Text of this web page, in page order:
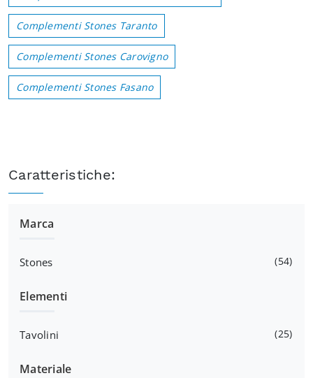
Complementi Stones Taranto
Complementi Stones Carovigno
Complementi Stones Fasano
Caratteristiche:
Marca
Stones 54
Elementi
Tavolini 25
Materiale